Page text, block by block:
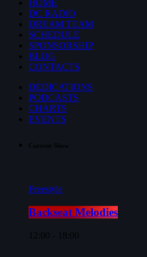
HOME
DC RADIO
DREAM TEAM
SCHEDULE
SPONSORSHIP
BLOG
CONTACTS
DEDICATIONS
PODCASTS
CHARTS
EVENTS
Current Show
Freestyle
Backseat Melodies
12:00 - 18:00